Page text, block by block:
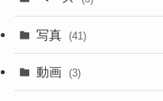
写真 (41)
動画 (3)